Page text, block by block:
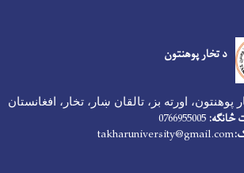
د تخار پوهنتون
پوهنتون، اورته بز، تالقان ښار، تخار، افغانستان
څانګه: 0766955005
takharuniversity@gmail.com